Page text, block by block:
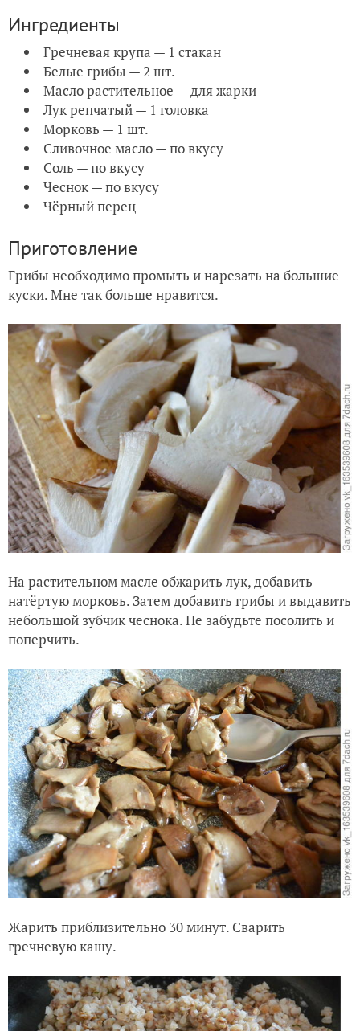
Ингредиенты
Гречневая крупа — 1 стакан
Белые грибы — 2 шт.
Масло растительное — для жарки
Лук репчатый — 1 головка
Морковь — 1 шт.
Сливочное масло — по вкусу
Соль — по вкусу
Чеснок — по вкусу
Чёрный перец
Приготовление
Грибы необходимо промыть и нарезать на большие
куски. Мне так больше нравится.
На растительном масле обжарить лук, добавить
натёртую морковь. Затем добавить грибы и выдавить
небольшой зубчик чеснока. Не забудьте посолить и
поперчить.
Жарить приблизительно 30 минут. Сварить
гречневую кашу.